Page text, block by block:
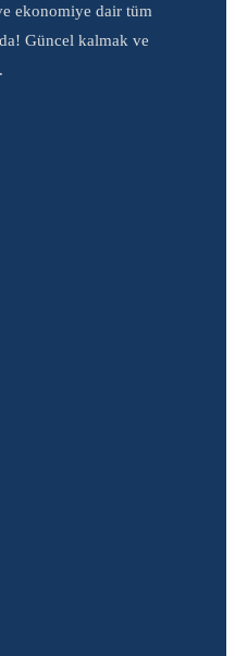
ekonomiye dair tüm
Güncel kalmak ve